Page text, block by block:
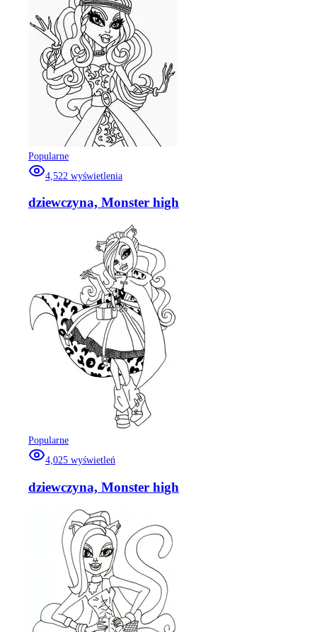
Popularne
4,522 wyświetlenia
dziewczyna, Monster high
Popularne
4,025 wyświetleń
dziewczyna, Monster high